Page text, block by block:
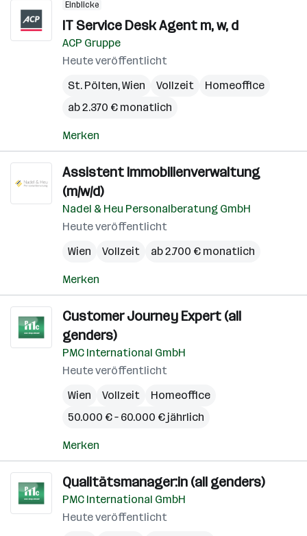
Einblicke
IT Service Desk Agent m, w, d
ACP Gruppe
Heute veröffentlicht
St. Pölten,Wien Vollzeit
Homeoffice
ab 2.370 € monatlich
Merken
Assistent Immobilienverwaltung
(m/w/d)
Nadel & Heu Personalberatung GmbH
Heute veröffentlicht
Wien
Vollzeit ab 2.700 € monatlich
Merken
Customer Journey Expert (all
genders)
PMC International GmbH
Heute veröffentlicht
Wien
Vollzeit
Homeoffice
50.000 € – 60.000 € jährlich
Merken
Qualitätsmanager:in (all genders)
PMC International GmbH
Heute veröffentlicht